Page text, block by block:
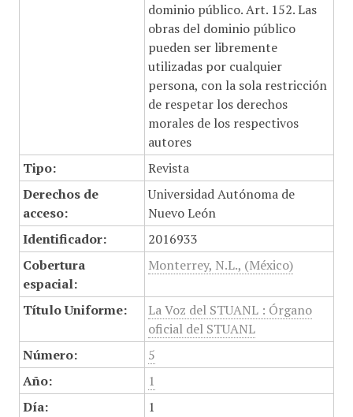
dominio público. Art. 152. Las
obras del dominio público
pueden ser libremente
utilizadas por cualquier
persona, con la sola restricción
de respetar los derechos
morales de los respectivos
autores
Tipo:
Revista
Derechos de
acceso:
Universidad Autónoma de
Nuevo León
Identificador:
2016933
Cobertura
espacial:
Monterrey, N.L., (México)
Título Uniforme:
La Voz del STUANL : Órgano
oficial del STUANL
Número:
5
Año:
1
Día:
1